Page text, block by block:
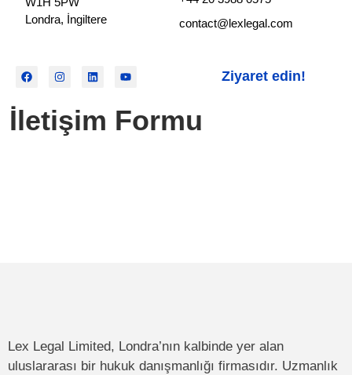
Londra, İngiltere
contact@lexlegal.com
Ziyaret edin!
İletişim Formu
Lex Legal Limited, Londra’nın kalbinde yer alan
uluslararası bir hukuk danışmanlığı firmasıdır. Uzmanlık